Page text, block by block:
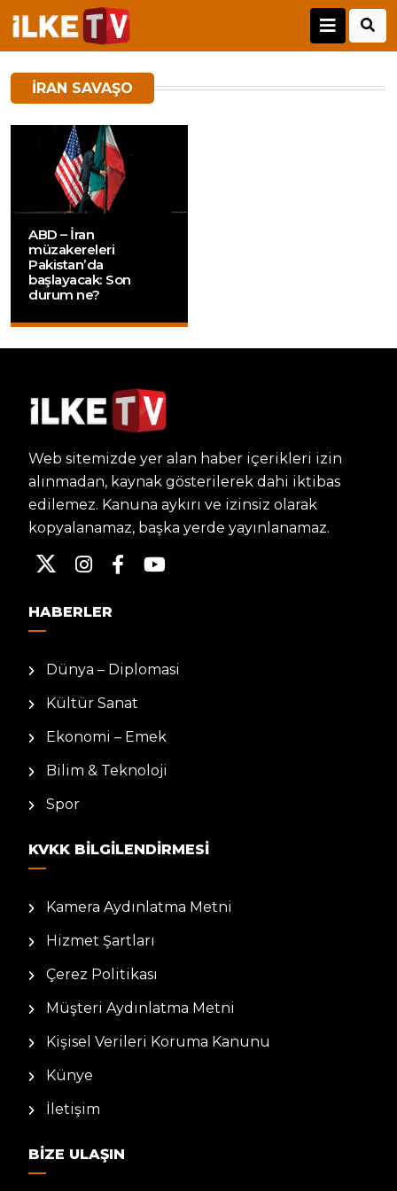
IRAN SAVAŞO
ABD – İran
müzakereleri
Pakistan’da
başlayacak: Son
durum ne?
Web sitemizde yer alan haber içerikleri izin
alınmadan, kaynak gösterilerek dahi iktibas
edilemez. Kanuna aykırı ve izinsiz olarak
kopyalanamaz, başka yerde yayınlanamaz.
HABERLER
Dünya – Diplomasi
Kültür Sanat
Ekonomi – Emek
Bilim & Teknoloji
Spor
KVKK BILGILENDIRMESI
Kamera Aydınlatma Metni
Hizmet Şartları
Çerez Politikası
Müşteri Aydınlatma Metni
Kişisel Verileri Koruma Kanunu
Künye
İletişim
BIZE ULAŞIN